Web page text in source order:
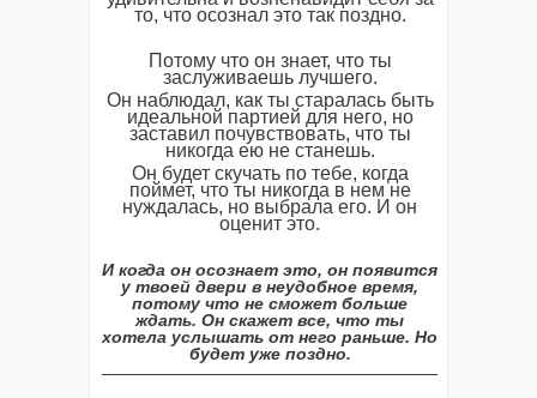
то, что осознал это так поздно.
Потому что он знает, что ты
заслуживаешь лучшего.
Он наблюдал, как ты старалась быть
идеальной партией для него, но
заставил почувствовать, что ты
никогда ею не станешь.
Он будет скучать по тебе, когда
поймет, что ты никогда в нем не
нуждалась, но выбрала его. И он
оценит это.
И когда он осознает это, он появится
у твоей двери в неудобное время,
потому что не сможет больше
ждать. Он скажет все, что ты
хотела услышать от него раньше. Но
будет уже поздно.